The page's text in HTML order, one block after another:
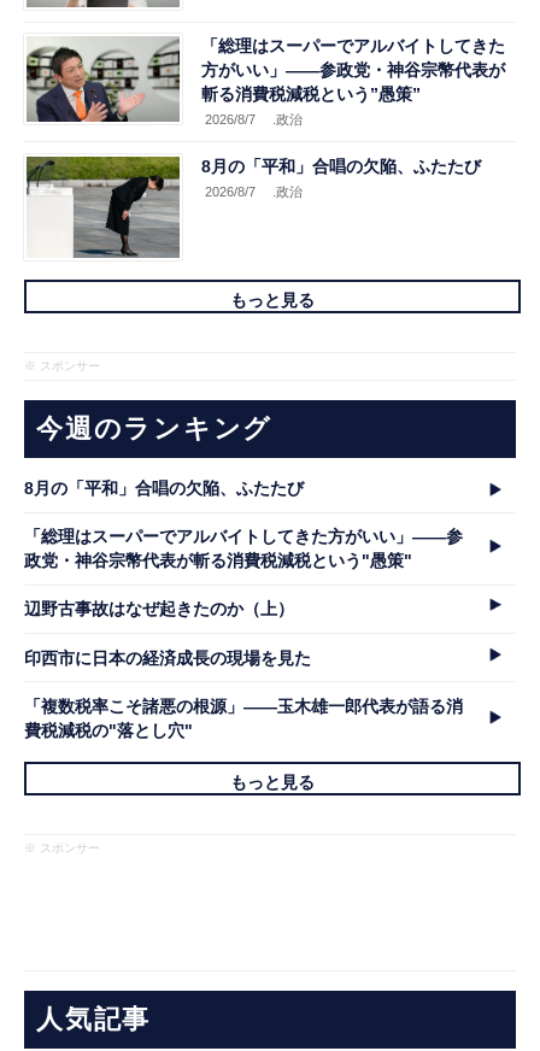
「総理はスーパーでアルバイトしてきた
方がいい」――参政党・神谷宗幣代表が
斬る消費税減税という”愚策”
2026/8/7 .政治
8月の「平和」合唱の欠陥、ふたたび
2026/8/7 .政治
もっと見る
※ スポンサー
今週のランキング
8月の「平和」合唱の欠陥、ふたたび
「総理はスーパーでアルバイトしてきた方がいい」――参
政党・神谷宗幣代表が斬る消費税減税という"愚策"
辺野古事故はなぜ起きたのか（上）
印西市に日本の経済成長の現場を見た
「複数税率こそ諸悪の根源」――玉木雄一郎代表が語る消
費税減税の"落とし穴"
もっと見る
※ スポンサー
人気記事